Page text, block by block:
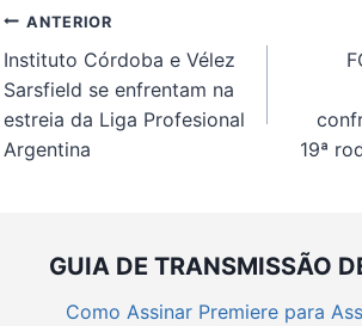
Navegação
de
Post
ANTERIOR
Instituto Córdoba e Vélez
Sarsfield se enfrentam na
estreia da Liga Profesional
Argentina
19ª
GUIA DE TRANSMISSÃO
Como Assinar Premiere para